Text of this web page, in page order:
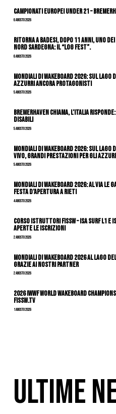
Campionati Europei Under 21 –
6 Agosto 2026
Ritorna a Badesi, dopo 11 anni, uno
nord Sardegna: il “Log Fest”.
6 Agosto 2026
Mondiali di Wakeboard 2026: sul
azzurri ancora protagonisti
5 Agosto 2026
Bremerhaven chiama, l’Italia
Disabili
5 Agosto 2026
Mondiali di Wakeboard 2026: sul
vivo, grandi prestazioni per gli
5 Agosto 2026
Mondiali di Wakeboard 2026: al via le
festa d’apertura a Rieti
4 Agosto 2026
CORSO ISTRUTTORI FISSW – ISA SURF L1
APERTE LE ISCRIZIONI
2 Agosto 2026
Mondiali di Wakeboard 2026 al Lago
grazie ai nostri Partner
2 Agosto 2026
2026 IWWF WORLD WAKEBOARD
FISSW.TV
1 Agosto 2026
ULTIME